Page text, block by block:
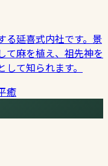
る延喜式内社です。景
て麻を植え、祖先神を
て知られます。
癒